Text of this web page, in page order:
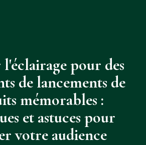
pour des
de lancements de
mémorables :
et astuces pour
votre audience